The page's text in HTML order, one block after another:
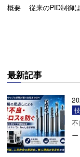
概要 従来のPID制御
最新記事